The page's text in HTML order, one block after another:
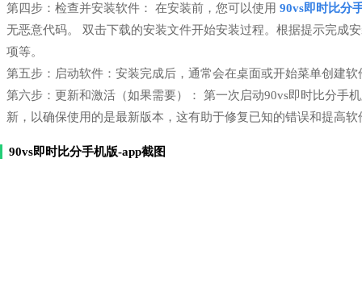
第四步：检查并安装软件： 在安装前，您可以使用 90vs即时比分
无恶意代码。 双击下载的安装文件开始安装过程。根据提示完成
项等。
第五步：启动软件：安装完成后，通常会在桌面或开始菜单创建
第六步：更新和激活（如果需要）： 第一次启动90vs即时比分手
新，以确保使用的是最新版本，这有助于修复已知的错误和提高软
90vs即时比分手机版-app截图